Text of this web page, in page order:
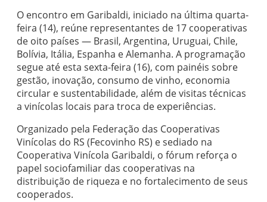
O encontro em Garibaldi, iniciado na última quarta-
feira (14), reúne representantes de 17 cooperativas
de oito países — Brasil, Argentina, Uruguai, Chile,
Bolívia, Itália, Espanha e Alemanha. A programação
segue até esta sexta-feira (16), com painéis sobre
gestão, inovação, consumo de vinho, economia
circular e sustentabilidade, além de visitas técnicas
a vinícolas locais para troca de experiências.
Organizado pela Federação das Cooperativas
Vinícolas do RS (Fecovinho RS) e sediado na
Cooperativa Vinícola Garibaldi, o fórum reforça o
papel sociofamiliar das cooperativas na
distribuição de riqueza e no fortalecimento de seus
cooperados.